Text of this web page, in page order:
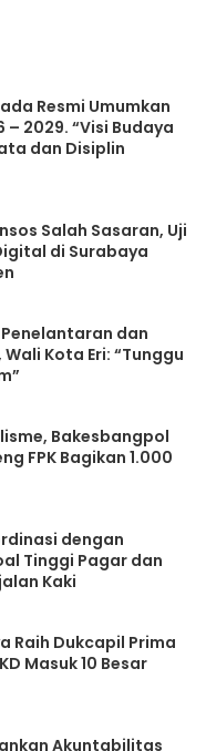
Resmi Umumkan
– 2029. “Visi Budaya
dan Disiplin
Salah Sasaran, Uji
di Surabaya
dan
Kota Eri: “Tunggu
Bakesbangpol
FPK Bagikan 1.000
dengan
Tinggi Pagar dan
Kaki
Raih Dukcapil Prima
Masuk 10 Besar
Akuntabilitas